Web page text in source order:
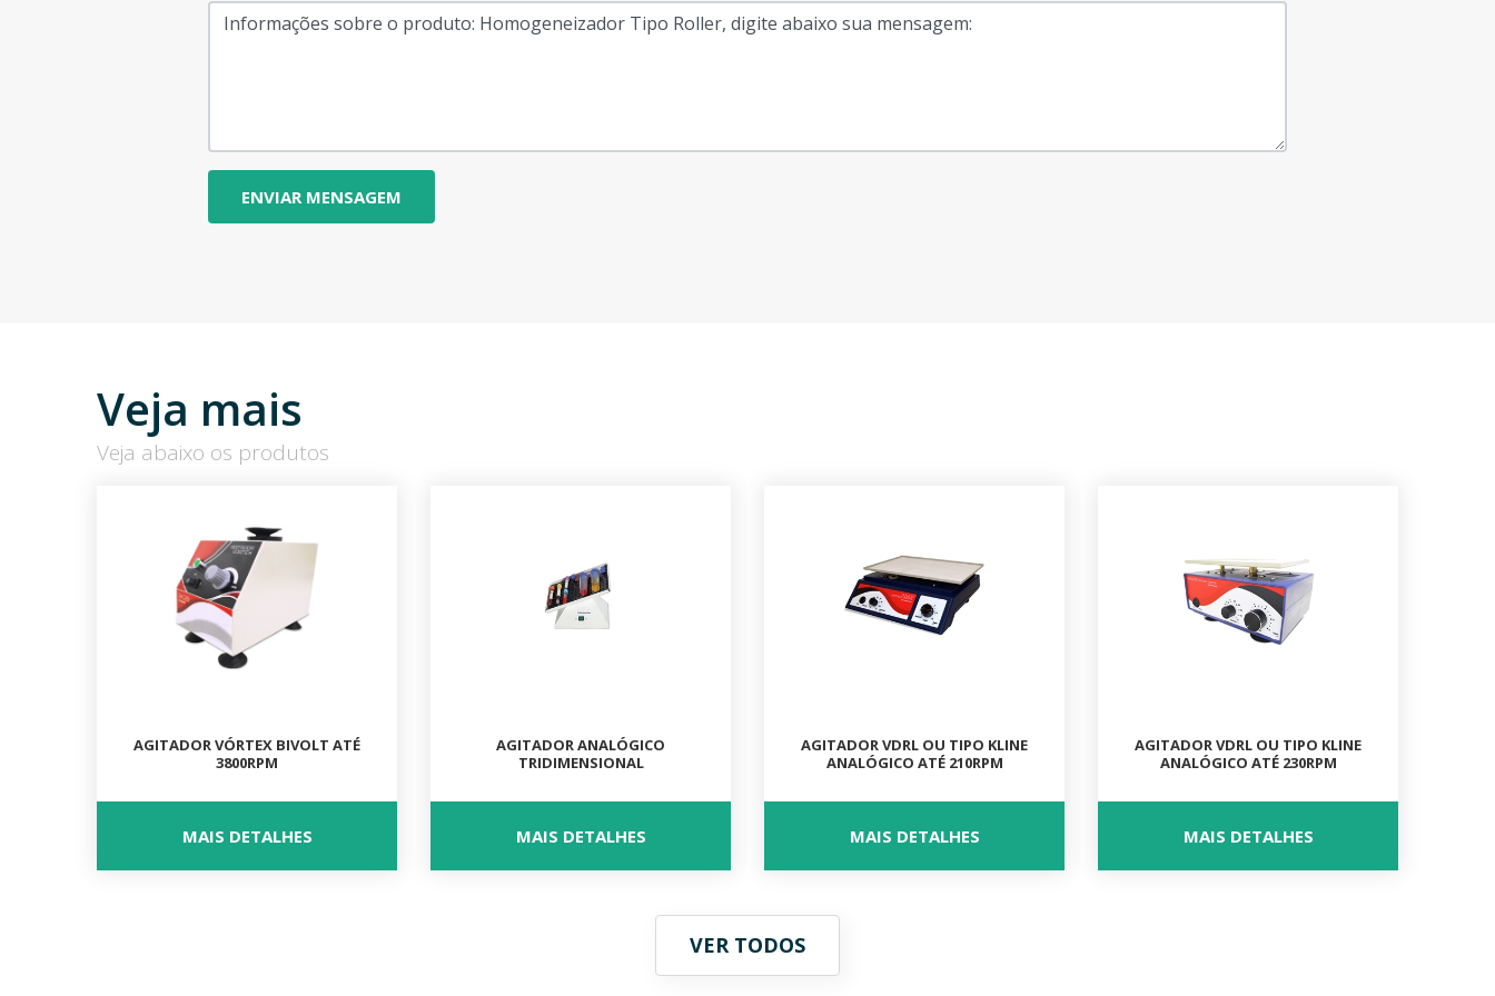
Veja mais
Veja abaixo os produtos
AGITADOR VÓRTEX BIVOLT ATÉ
3800RPM
MAIS DETALHES
AGITADOR ANALÓGICO
TRIDIMENSIONAL
MAIS DETALHES
AGITADOR VDRL OU TIPO KLINE
ANALÓGICO ATÉ 210RPM
MAIS DETALHES
AGITADOR VDRL OU TIPO KLINE
ANALÓGICO ATÉ 230RPM
MAIS DETALHES
VER TODOS